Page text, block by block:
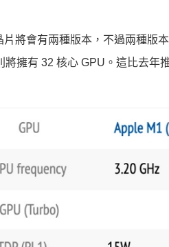
將會有兩種版本，不過兩種版
擁有 32 核心 GPU。這比去年